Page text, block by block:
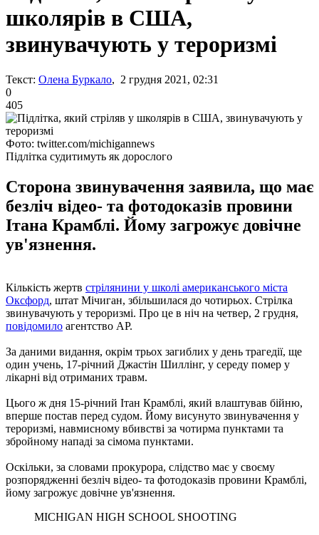
школярів в США,
звинувачують у тероризмі
Текст: Олена Буркало, 2 грудня 2021, 02:31
0
405
Фото: twitter.com/michigannews
Підлітка судитимуть як дорослого
Сторона звинувачення заявила, що має
безліч відео- та фотодоказів провини
Ітана Крамблі. Йому загрожує довічне
ув'язнення.
Кількість жертв стрілянини у школі американського міста
Оксфорд, штат Мічиган, збільшилася до чотирьох. Стрілка
звинувачують у тероризмі. Про це в ніч на четвер, 2 грудня,
повідомило агентство АР.
За даними видання, окрім трьох загиблих у день трагедії, ще
один учень, 17-річний Джастін Шиллінг, у середу помер у
лікарні від отриманих травм.
Цього ж дня 15-річний Ітан Крамблі, який влаштував бійню,
вперше постав перед судом. Йому висунуто звинувачення у
тероризмі, навмисному вбивстві за чотирма пунктами та
збройному нападі за сімома пунктами.
Оскільки, за словами прокурора, слідство має у своєму
розпорядженні безліч відео- та фотодоказів провини Крамблі,
йому загрожує довічне ув'язнення.
MICHIGAN HIGH SCHOOL SHOOTING